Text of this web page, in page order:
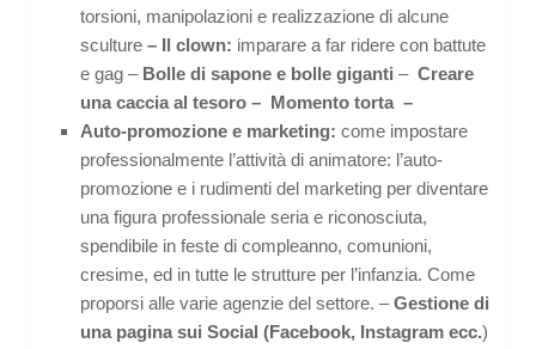
torsioni, manipolazioni e realizzazione di alcune
sculture– Il clown: imparare a far ridere con battute
e gag – Bolle di sapone e bolle giganti –Creare
una caccia al tesoro – Momento torta –
Auto-promozione e marketing:come impostare
professionalmente l’attività di animatore: l’auto-
promozione e i rudimenti del marketing per diventare
una figura professionale seria e riconosciuta,
spendibile in feste di compleanno, comunioni,
cresime, ed in tutte le strutture per l’infanzia. Come
proporsi alle varie agenzie del settore. –Gestione di
una pagina sui Social (Facebook, Instagram ecc.)